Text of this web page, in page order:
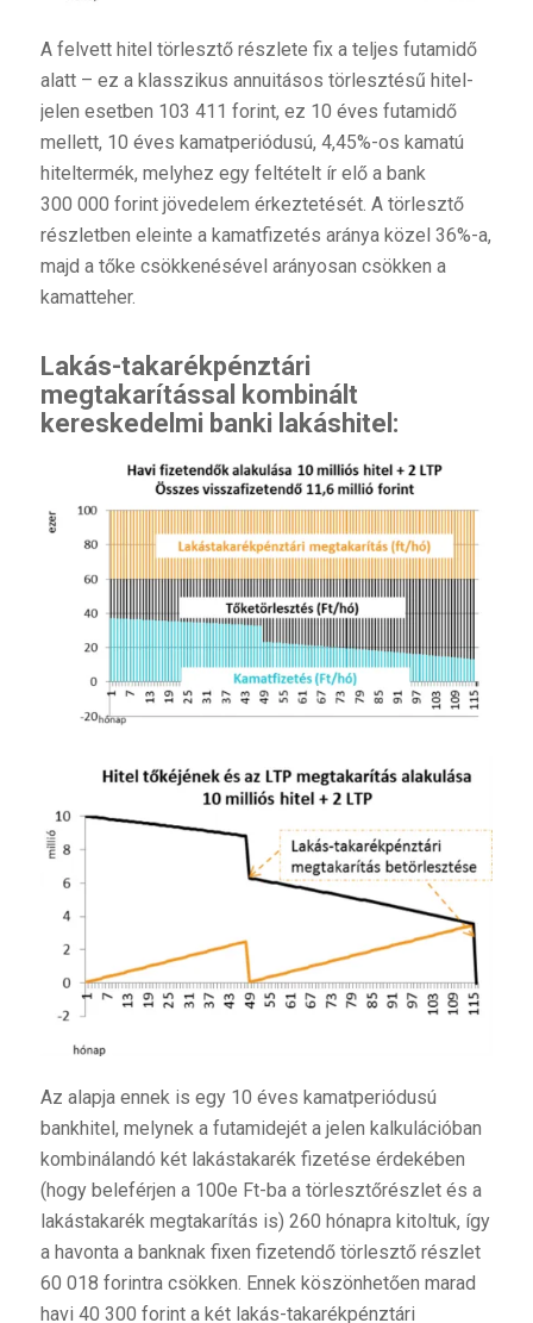
A felvett hitel törlesztő részlete fix a teljes futamidő
alatt – ez a klasszikus annuitásos törlesztésű hitel-
jelen esetben 103 411 forint, ez 10 éves futamidő
mellett, 10 éves kamatperiódusú, 4,45%-os kamatú
hiteltermék, melyhez egy feltételt ír elő a bank
300 000 forint jövedelem érkeztetését. A törlesztő
részletben eleinte a kamatfizetés aránya közel 36%-a,
majd a tőke csökkenésével arányosan csökken a
kamatteher.
Lakás-takarékpénztári
megtakarítással kombinált
kereskedelmi banki lakáshitel:
Az alapja ennek is egy 10 éves kamatperiódusú
bankhitel, melynek a futamidejét a jelen kalkulációban
kombinálandó két lakástakarék fizetése érdekében
(hogy beleférjen a 100e Ft-ba a törlesztőrészlet és a
lakástakarék megtakarítás is) 260 hónapra kitoltuk, így
a havonta a banknak fixen fizetendő törlesztő részlet
60 018 forintra csökken. Ennek köszönhetően marad
havi 40 300 forint a két lakás-takarékpénztári